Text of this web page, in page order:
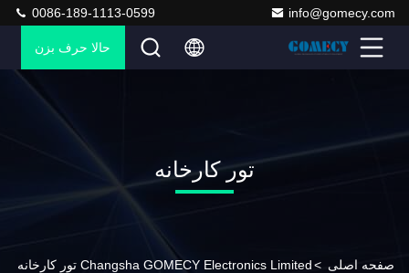
info@gomecy.com
0086-189-1113-0599
حالا حرف بزن
تور کارخانه
صفحه اصلی >Changsha GOMECY Electronics Limited تور کارخانه